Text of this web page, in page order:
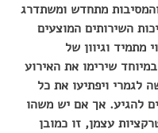
מתחדש ומשתדרג
השירותים המוצעים
מתמיד וגיוון של
שירימו את האירוע
לגמרי ויפתיעו את כל
להגיע. אך אם יש משהו
עצמן, זו כמובן